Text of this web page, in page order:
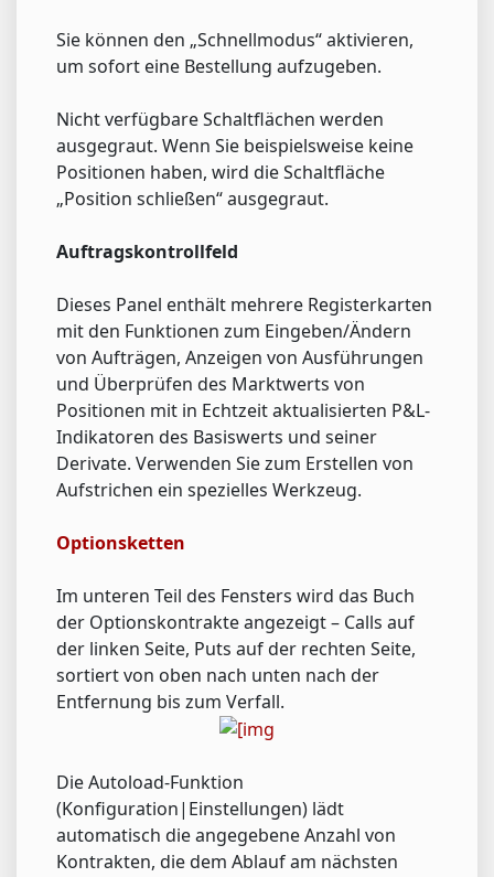
Sie können den „Schnellmodus“ aktivieren,
um sofort eine Bestellung aufzugeben.
Nicht verfügbare Schaltflächen werden
ausgegraut. Wenn Sie beispielsweise keine
Positionen haben, wird die Schaltfläche
„Position schließen“ ausgegraut.
Auftragskontrollfeld
Dieses Panel enthält mehrere Registerkarten
mit den Funktionen zum Eingeben/Ändern
von Aufträgen, Anzeigen von Ausführungen
und Überprüfen des Marktwerts von
Positionen mit in Echtzeit aktualisierten P&L-
Indikatoren des Basiswerts und seiner
Derivate. Verwenden Sie zum Erstellen von
Aufstrichen ein spezielles Werkzeug.
Optionsketten
Im unteren Teil des Fensters wird das Buch
der Optionskontrakte angezeigt – Calls auf
der linken Seite, Puts auf der rechten Seite,
sortiert von oben nach unten nach der
Entfernung bis zum Verfall.
Die Autoload-Funktion
(Konfiguration|Einstellungen) lädt
automatisch die angegebene Anzahl von
Kontrakten, die dem Ablauf am nächsten